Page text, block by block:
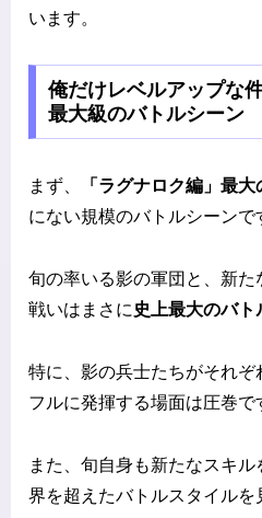
います。
俺だけレベルアップな
最大級のバトルシーン
まず、 「ラグナロク編」最
にない規模のバトルシーンで
旬の率いる影の軍団と、新た
戦いはまさに 史上最大のバト
特に、影の兵士たちがそれ
フルに発揮する場面は圧巻で
また、旬自身も新たなスキ
界を超えたバトルスタイルを